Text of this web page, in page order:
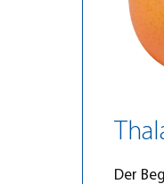
Der